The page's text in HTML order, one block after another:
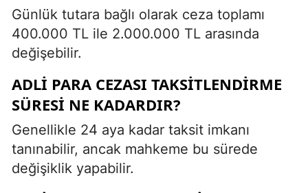
Günlük tutara bağlı olarak ceza toplamı
400.000 TL ile 2.000.000 TL arasında
değişebilir.
ADLI PARA CEZASI TAKSITLENDIRME
SÜRESI NE KADARDIR?
Genellikle 24 aya kadar taksit imkanı
tanınabilir, ancak mahkeme bu sürede
değişiklik yapabilir.